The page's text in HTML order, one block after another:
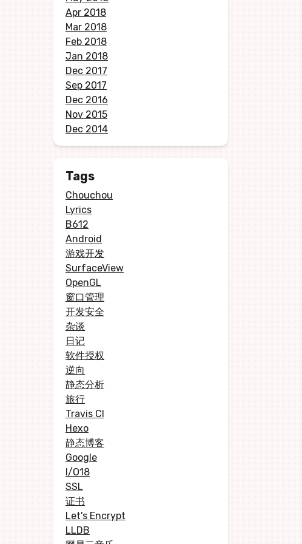
Apr 2018
Mar 2018
Feb 2018
Jan 2018
Dec 2017
Sep 2017
Dec 2016
Nov 2015
Dec 2014
Tags
Chouchou
Lyrics
B612
Android
游戏开发
SurfaceView
OpenGL
窗口管理
开发安全
杂谈
日记
软件授权
逆向
静态分析
旅行
Travis CI
Hexo
静态博客
Google
I/O18
SSL
证书
Let's Encrypt
LLDB